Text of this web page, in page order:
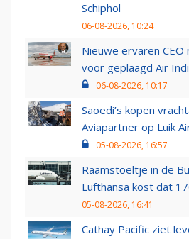
Schiphol
06-08-2026, 10:24
Nieuwe ervaren
voor geplaagd Air
06-08-2026, 10:17
Saoedi’s kopen
Aviapartner op Luik
05-08-2026, 16:57
Raamstoeltje in de
Lufthansa kost dat
05-08-2026, 16:41
Cathay Pacific ziet